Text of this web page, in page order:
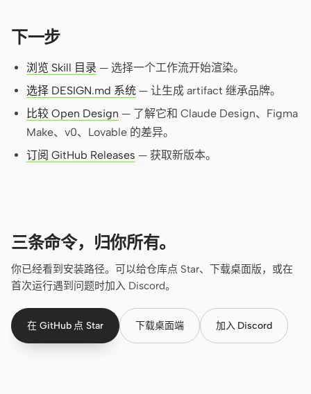
Discord
X
下一步
浏览 Skill 目录 — 选择一个工作流开始渲染。
选择 DESIGN.md 系统 — 让生成 artifact 继承品牌。
比较 Open Design — 了解它和 Claude Design、Figma
Make、v0、Lovable 的差异。
订阅 GitHub Releases — 获取新版本。
三条命令，归你所有。
你已经看到安装路径。可以给仓库点 Star、下载桌面版，或在
首次运行遇到问题时加入 Discord。
在 GitHub 点 Star 下载桌面端 加入 Discord